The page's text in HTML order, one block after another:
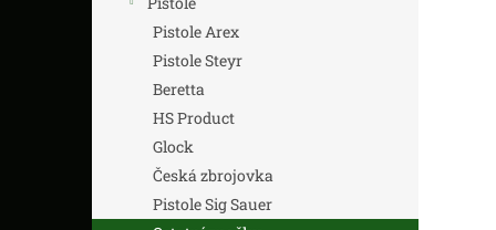
Pistole Arex
Pistole Steyr
Beretta
HS Product
Glock
Česká zbrojovka
Pistole Sig Sauer